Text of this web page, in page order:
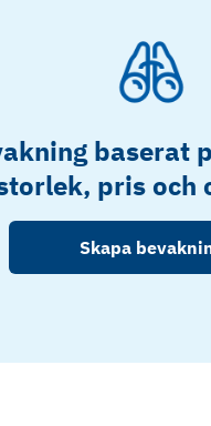
baserat
pris och
Skapa